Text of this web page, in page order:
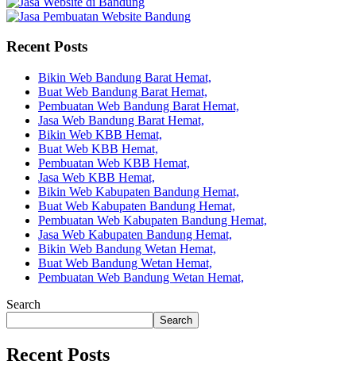
Recent Posts
Bikin Web Bandung Barat Hemat,
Buat Web Bandung Barat Hemat,
Pembuatan Web Bandung Barat Hemat,
Jasa Web Bandung Barat Hemat,
Bikin Web KBB Hemat,
Buat Web KBB Hemat,
Pembuatan Web KBB Hemat,
Jasa Web KBB Hemat,
Bikin Web Kabupaten Bandung Hemat,
Buat Web Kabupaten Bandung Hemat,
Pembuatan Web Kabupaten Bandung Hemat,
Jasa Web Kabupaten Bandung Hemat,
Bikin Web Bandung Wetan Hemat,
Buat Web Bandung Wetan Hemat,
Pembuatan Web Bandung Wetan Hemat,
Search
Search
Recent Posts